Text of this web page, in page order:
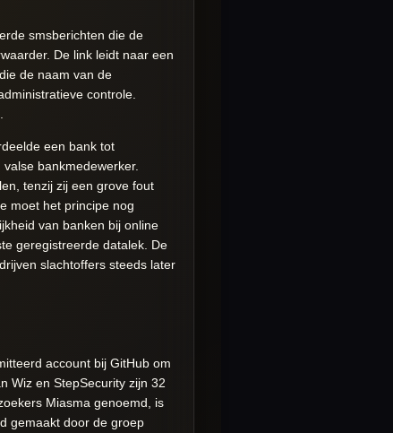
smsberichten die de
De link leidt naar een
de naam van de
controle.
een bank tot
bankmedewerker.
tenzij zij een grove fout
moet het principe nog
van banken bij online
geregistreerde datalek. De
slachtoffers steeds later
account bij GitHub om
Wiz en StepSecurity zijn 32
Miasma genoemd, is
gemaakt door de groep